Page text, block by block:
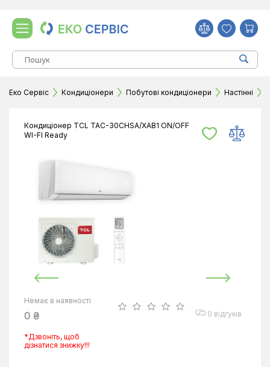
Еко Сервіс Кондиціонери Побутові кондиціонери Настінні
Кондиціонер TCL TAC-30CHSA/XAB1 ON/OFF
WI-FI Ready
Немає в наявності
0 ₴
*Дзвоніть, щоб
дізнатися знижку!!!
0 відгуків